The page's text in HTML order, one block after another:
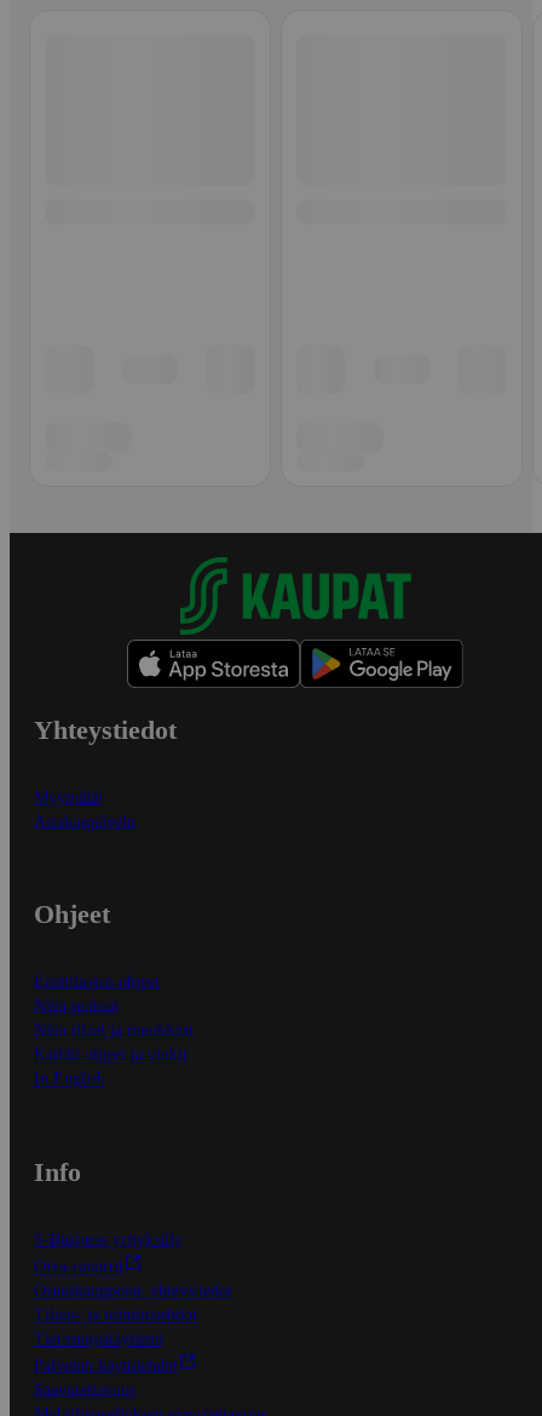
Yhteystiedot
Myymälät
Asiakaspalvelu
Ohjeet
Ensitilaajan ohjeet
Näin maksat
Näin tilaat ja muokkaat
Kaikki ohjeet ja vinkit
In English
Info
S-Business yrityksille
Oiva-raportit
Osuuskauppojen yhteystiedot
Tilaus- ja toimitusehdot
Tietosuojakäytäntö
Palvelun käyttöehdot
Saavutettavuus